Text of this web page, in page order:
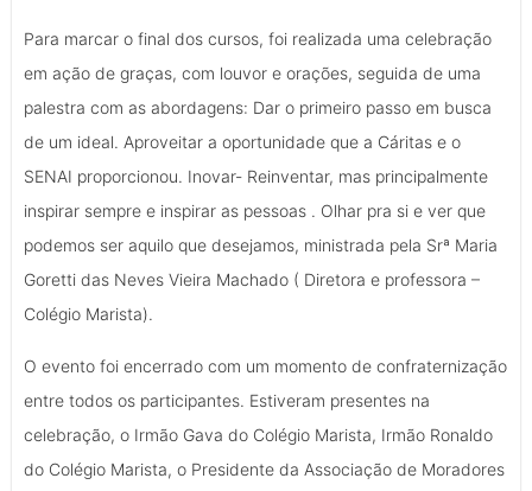
Para marcar o final dos cursos, foi realizada uma celebração
em ação de graças, com louvor e orações, seguida de uma
palestra com as abordagens: Dar o primeiro passo em busca
de um ideal. Aproveitar a oportunidade que a Cáritas e o
SENAI proporcionou. Inovar- Reinventar, mas principalmente
inspirar sempre e inspirar as pessoas . Olhar pra si e ver que
podemos ser aquilo que desejamos, ministrada pela Srª Maria
Goretti das Neves Vieira Machado ( Diretora e professora –
Colégio Marista).
O evento foi encerrado com um momento de confraternização
entre todos os participantes. Estiveram presentes na
celebração, o Irmão Gava do Colégio Marista, Irmão Ronaldo
do Colégio Marista, o Presidente da Associação de Moradores